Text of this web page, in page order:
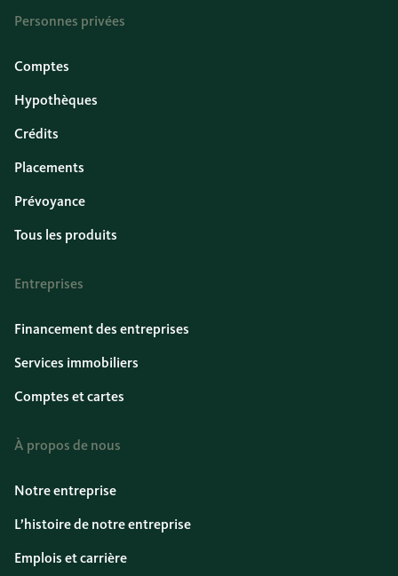
Personnes privées
Comptes
Hypothèques
Crédits
Placements
Prévoyance
Tous les produits
Entreprises
Financement des entreprises
Services immobiliers
Comptes et cartes
À propos de nous
Notre entreprise
L’histoire de notre entreprise
Emplois et carrière